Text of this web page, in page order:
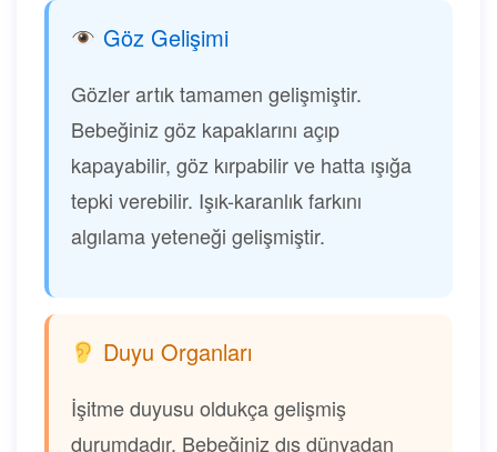
Göz Gelişimi
Gözler artık tamamen gelişmiştir.
Bebeğiniz göz kapaklarını açıp
kapayabilir, göz kırpabilir ve hatta ışığa
tepki verebilir. Işık-karanlık farkını
algılama yeteneği gelişmiştir.
Duyu Organları
İşitme duyusu oldukça gelişmiş
durumdadır. Bebeğiniz dış dünyadan